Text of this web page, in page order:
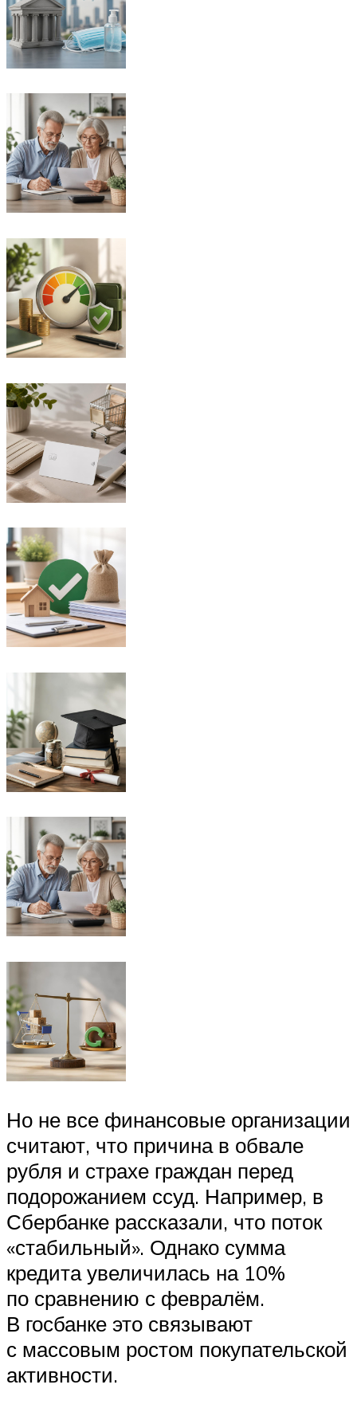
Но не все финансовые организации
считают, что причина в обвале
рубля и страхе граждан перед
подорожанием ссуд. Например, в
Сбербанке рассказали, что поток
«стабильный». Однако сумма
кредита увеличилась на 10%
по сравнению с февралём.
В госбанке это связывают
с массовым ростом покупательской
активности.